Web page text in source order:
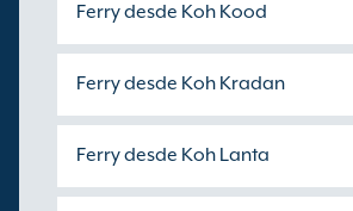
Ferry desde Koh Kood
Ferry desde Koh Kradan
Ferry desde Koh Lanta